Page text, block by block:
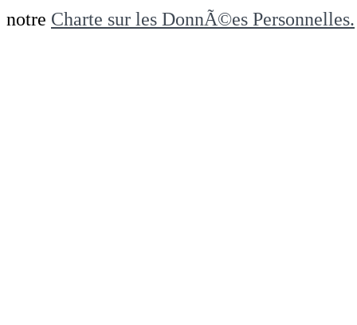
notre Charte sur les DonnÃ©es Personnelles.